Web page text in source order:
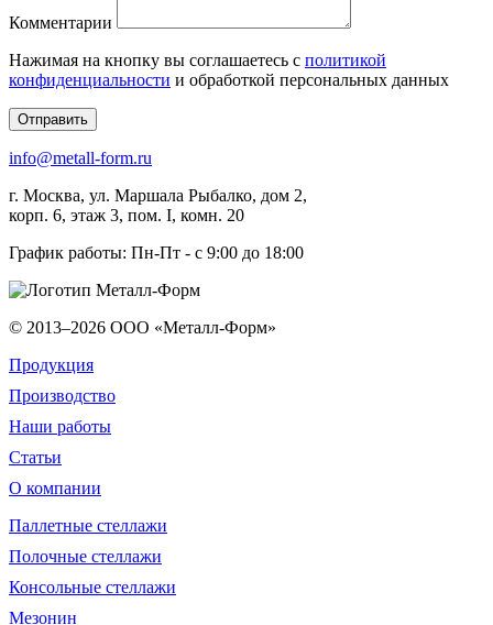
Комментарии
Нажимая на кнопку вы соглашаетесь с политикой
конфиденциальности и обработкой персональных данных
Отправить
info@metall-form.ru
г. Москва, ул. Маршала Рыбалко, дом 2,
корп. 6, этаж 3, пом. I, комн. 20
График работы: Пн-Пт - с 9:00 до 18:00
© 2013–2026 ООО «Металл-Форм»
Продукция
Производство
Наши работы
Статьи
О компании
Паллетные стеллажи
Полочные стеллажи
Консольные стеллажи
Мезонин